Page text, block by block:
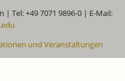
Tel: +49 7071 9896-0 | E-Mail:
und Veranstaltungen